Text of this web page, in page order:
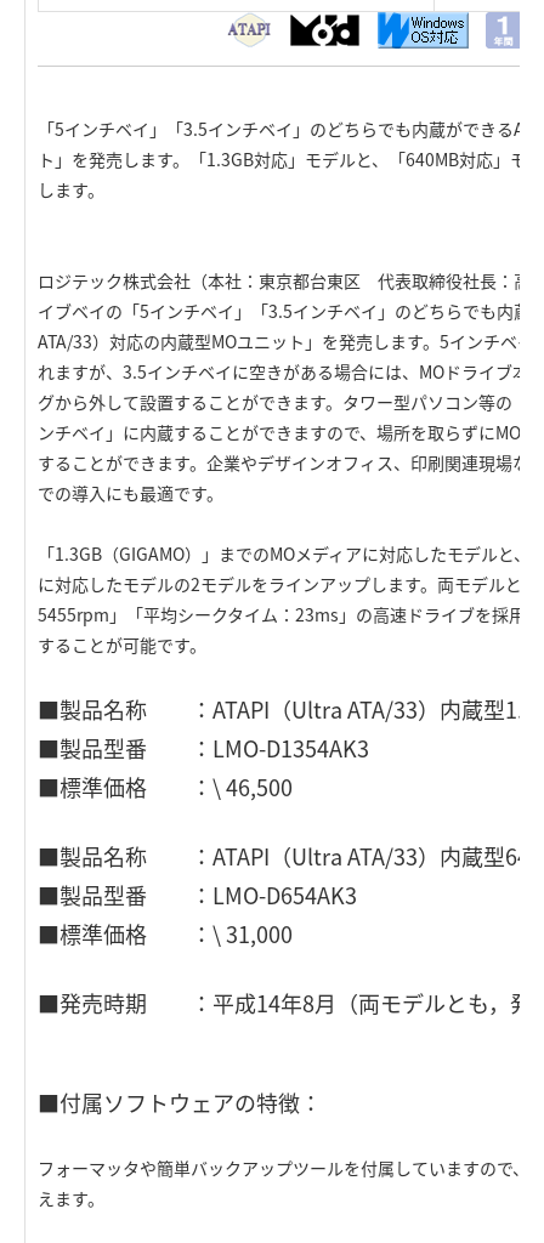
「5インチベイ」「3.5インチベイ」のどちらでも内蔵ができる
ト」を発売します。「1.3GB対応」モデルと、「640MB対応」モ
します。
ロジテック株式会社（本社：東京都台東区 代表取締役社長：高
イブベイの「5インチベイ」「3.5インチベイ」のどちらでも内蔵
ATA/33）対応の内蔵型MOユニット」を発売します。5インチベ
れますが、3.5インチベイに空きがある場合には、MOドライブ本
グから外して設置することができます。タワー型パソコン等の「
ンチベイ」に内蔵することができますので、場所を取らずにMO
することができます。企業やデザインオフィス、印刷関連現場な
での導入にも最適です。
「1.3GB（GIGAMO）」までのMOメディアに対応したモデルと
に対応したモデルの2モデルをラインアップします。両モデルと
5455rpm」「平均シークタイム：23ms」の高速ドライブを採用
することが可能です。
■製品名称 ：ATAPI（Ultra ATA/33）内蔵型
■製品型番 ：LMO-D1354AK3
■標準価格 ：\ 46,500
■製品名称 ：ATAPI（Ultra ATA/33）内蔵型
■製品型番 ：LMO-D654AK3
■標準価格 ：\ 31,000
■発売時期 ：平成14年8月（両モデルとも，発
■付属ソフトウェアの特徴：
フォーマッタや簡単バックアップツールを付属していますので、
えます。